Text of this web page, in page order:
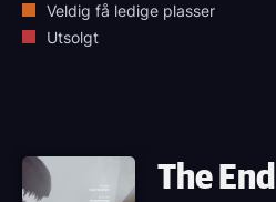
Veldig få ledige plasser
Utsolgt
The